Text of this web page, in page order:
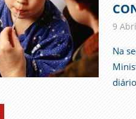
9
Na